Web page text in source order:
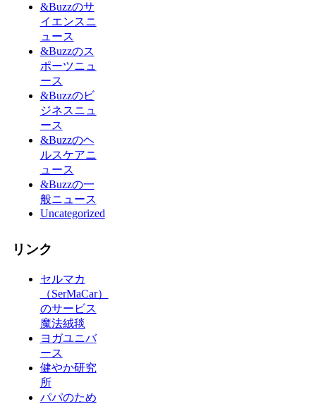
&Buzzのサ
イエンスニ
ュース
&Buzzのス
ポーツニュ
ース
&Buzzのビ
ジネスニュ
ース
&Buzzのヘ
ルスケアニ
ュース
&Buzzの一
般ニュース
Uncategorized
リンク
セルマカ
（SerMaCar）
のサービス
魔法絨毯
ヨガユニバ
ース
健やか研究
所
パパのため